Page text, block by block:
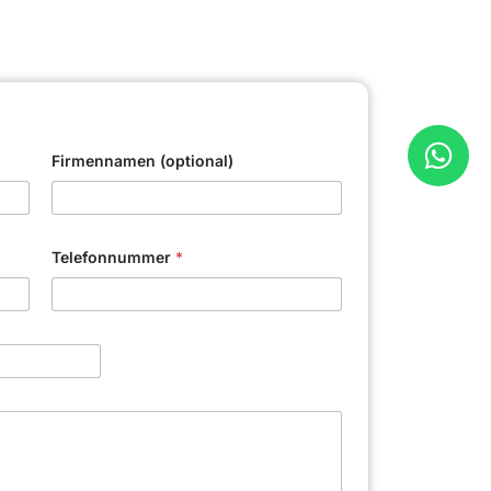
Firmennamen (optional)
Telefonnummer *